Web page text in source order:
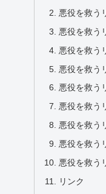
悪役を救う
悪役を救う
悪役を救う
悪役を救う
悪役を救う
悪役を救う
悪役を救う
悪役を救う
悪役を救う
リンク